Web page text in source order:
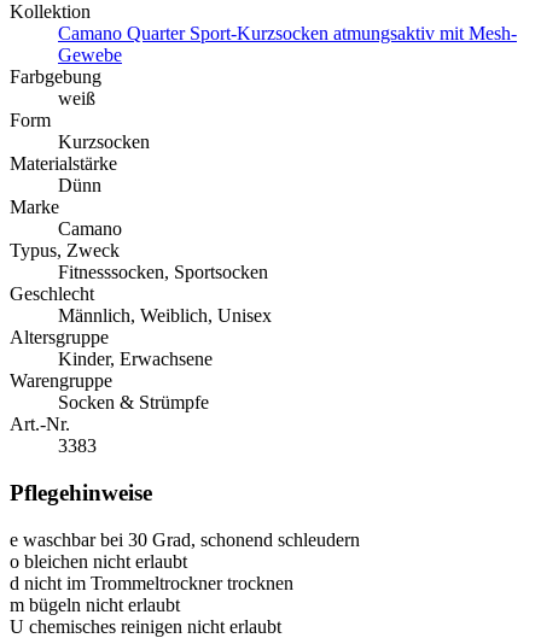
Kollektion
Camano Quarter Sport-Kurzsocken atmungsaktiv mit Mesh-
Gewebe
Farbgebung
weiß
Form
Kurzsocken
Materialstärke
Dünn
Marke
Camano
Typus, Zweck
Fitnesssocken, Sportsocken
Geschlecht
Männlich, Weiblich, Unisex
Altersgruppe
Kinder, Erwachsene
Warengruppe
Socken & Strümpfe
Art.-Nr.
3383
Pflegehinweise
e waschbar bei 30 Grad, schonend schleudern
o bleichen nicht erlaubt
d nicht im Trommeltrockner trocknen
m bügeln nicht erlaubt
U chemisches reinigen nicht erlaubt